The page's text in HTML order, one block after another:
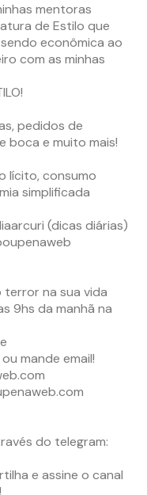
mentoras
de Estilo que
econômica ao
com as minhas
pedidos de
boca e muito mais!
lícito, consumo
simplificada
(dicas diárias)
terror na sua vida
9hs da manhã na
mande email!
do telegram:
e assine o canal